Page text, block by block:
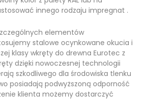
innego rodzaju impregnat .
elementów
stalowe ocynkowane okucia i
klasy wkręty do drewna Eurotec z
dzięki nowoczesnej technologii
szkodliwego dla środowiska tlenku
posiadają podwyższoną odporność
klienta możemy dostarczyć